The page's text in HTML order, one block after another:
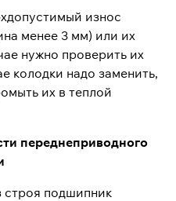
износ
менее 3 мм) или их
нужно проверить их
колодки надо заменить,
их в теплой
переднеприводного
строя подшипник